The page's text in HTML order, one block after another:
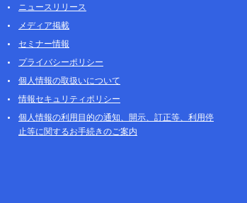
ニュースリリース
メディア掲載
セミナー情報
プライバシーポリシー
個人情報の取扱いについて
情報セキュリティポリシー
個人情報の利用目的の通知、開示、訂正等、利用停
止等に関するお手続きのご案内